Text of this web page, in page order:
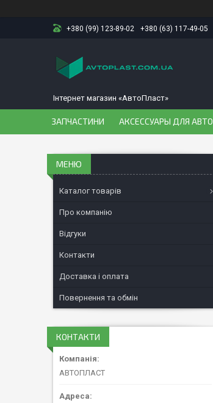
+380 (99) 123-89-02 +380 (63) 117-49-05
Інтернет магазин «АвтоПласт»
ЗАПЧАСТИНИ АКСЕССУАРЫ ДЛЯ АВТО
Каталог товарів
Про компанію
Відгуки
Контакти
Доставка і оплата
Повернення та обмін
КОНТАКТИ
АВТОПЛАСТ